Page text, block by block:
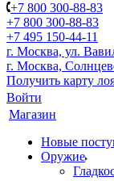
+7 800 300-88-83
+7 800 300-88-83
+7 495 150-44-11
г. Москва, ул.
г. Москва,
Получить карту
Войти
Магазин
Новые
Оружие